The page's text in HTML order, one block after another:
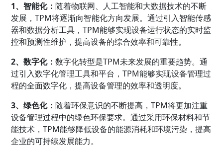
1、智能化：随着物联网、人工智能和大数据技术的不断
发展，TPM将逐渐向智能化方向发展。通过引入智能传感
器和数据分析工具，TPM能够实现设备运行状态的实时监
控和预测性维护，提高设备的综合效率和可靠性。
2、数字化：数字化转型是TPM未来发展的重要趋势。通
过引入数字化管理工具和平台，TPM能够实现设备管理过
程的全面数字化，提高设备管理的效率和透明度。
3、绿色化：随着环保意识的不断提高，TPM将更加注重
设备管理过程中的绿色环保要求。通过采用环保材料和节
能技术，TPM能够降低设备的能源消耗和环境污染，提高
企业的可持续发展能力。